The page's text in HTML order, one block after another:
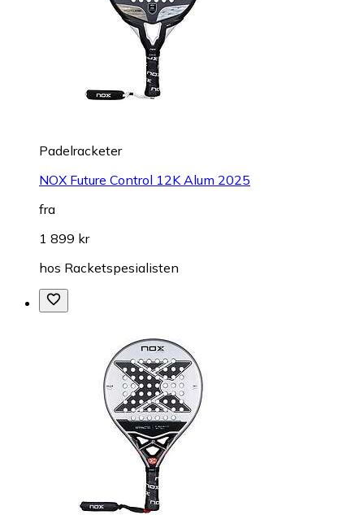
Padelracketer
NOX Future Control 12K Alum 2025
fra
1 899 kr
hos Racketspesialisten